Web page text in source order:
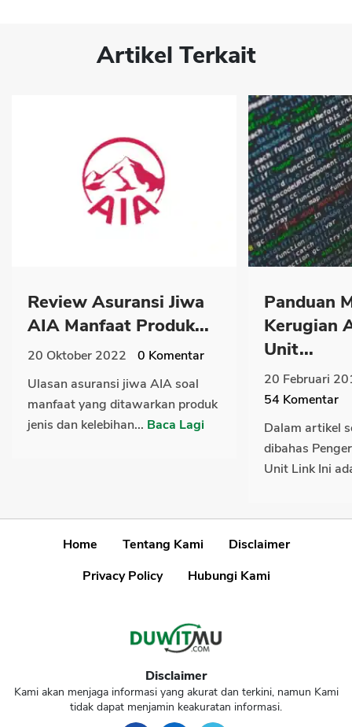
Artikel Terkait
Review Asuransi Jiwa
AIA Manfaat Produk...
20 Oktober 2022 0 Komentar
Ulasan asuransi jiwa AIA soal
manfaat yang ditawarkan produk
jenis dan kelebihan... Baca Lagi
Panduan
Kerugian
Unit...
20 Februari
54 Komentar
Dalam artikel
dibahas
Unit Link Ini
Home Tentang Kami
Disclaimer
Privacy Policy
Hubungi Kami
Disclaimer
Kami akan menjaga informasi yang akurat dan terkini, namun Kami
tidak dapat menjamin keakuratan informasi.